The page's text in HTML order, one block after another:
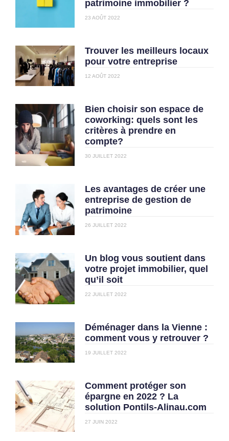
patrimoine immobilier ?
23 AOÛT 2022
Trouver les meilleurs locaux
pour votre entreprise
12 AOÛT 2022
Bien choisir son espace de
coworking: quels sont les
critères à prendre en
compte?
30 JUILLET 2022
Les avantages de créer une
entreprise de gestion de
patrimoine
26 JUILLET 2022
Un blog vous soutient dans
votre projet immobilier, quel
qu’il soit
22 JUILLET 2022
Déménager dans la Vienne :
comment vous y retrouver ?
19 JUILLET 2022
Comment protéger son
épargne en 2022 ? La
solution Pontils-Alinau.com
27 JUIN 2022